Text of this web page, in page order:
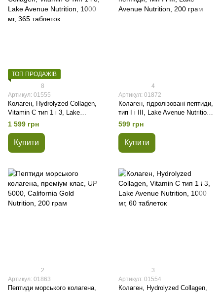
ТОП ПРОДАЖІВ
8
Артикул: 01555
Колаген, Hydrolyzed Collagen,
Vitamin C тип 1 і 3, Lake
Avenue Nutrition, 1000 мг, 365
таблеток
1 599 грн
Купити
4
Артикул: 01872
Колаген, гідролізовані пептиди,
тип I і III, Lake Avenue Nutrition,
200 грам
599 грн
Купити
2
Артикул: 01863
Пептиди морського колагена,
3
Артикул: 01554
Колаген, Hydrolyzed Collagen,